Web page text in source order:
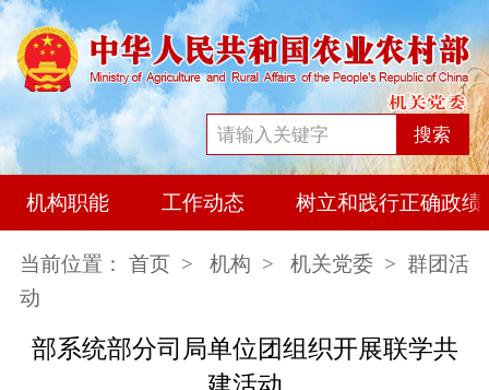
搜索
机构职能 工作动态 树立和践行正确政
当前位置： 首页 > 机构 > 机关党委> 群团活
动
部系统部分司局单位团组织开展联学共